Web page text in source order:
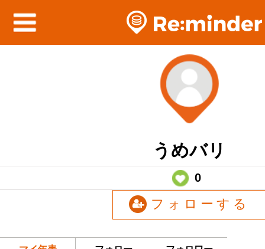
うめバリ
0
フォローする